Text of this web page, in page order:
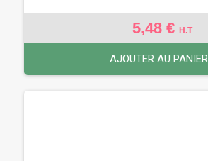
5,48 € H.T
AJOUTER AU PANIER